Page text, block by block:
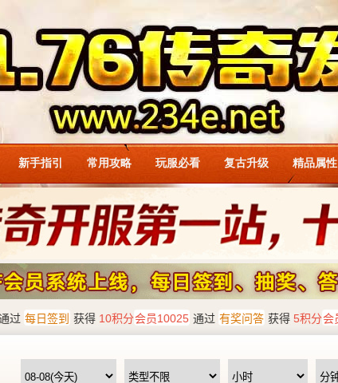
新手指引 常用攻略 玩服必看 复古升级 精品属性